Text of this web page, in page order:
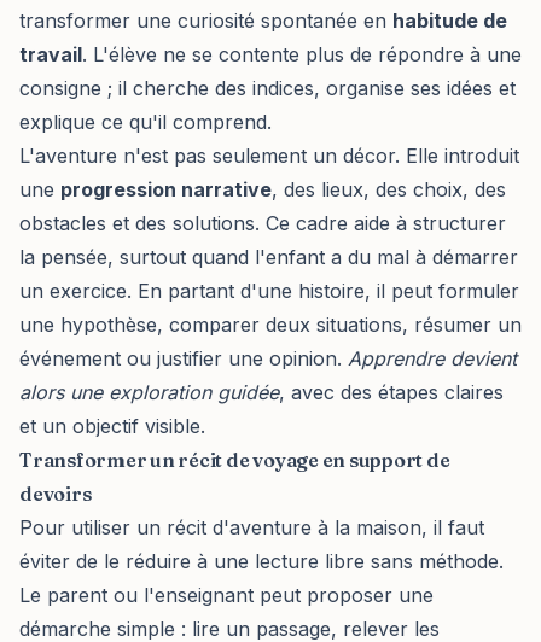
transformer une curiosité spontanée en habitude de
travail. L'élève ne se contente plus de répondre à une
consigne ; il cherche des indices, organise ses idées et
explique ce qu'il comprend.
L'aventure n'est pas seulement un décor. Elle introduit
une progression narrative, des lieux, des choix, des
obstacles et des solutions. Ce cadre aide à structurer
la pensée, surtout quand l'enfant a du mal à démarrer
un exercice. En partant d'une histoire, il peut formuler
une hypothèse, comparer deux situations, résumer un
événement ou justifier une opinion. Apprendre devient
alors une exploration guidée, avec des étapes claires
et un objectif visible.
Transformer un récit de voyage en support de
devoirs
Pour utiliser un récit d'aventure à la maison, il faut
éviter de le réduire à une lecture libre sans méthode.
Le parent ou l'enseignant peut proposer une
démarche simple : lire un passage, relever les